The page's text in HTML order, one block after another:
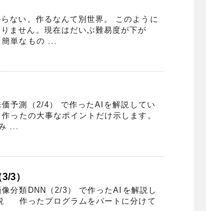
ない。作るなんて別世界。 このように
ません。現在はだいぶ難易度が下が
簡単なもの ...
予測（2/4） で作ったAIを解説してい
たの大事なポイントだけ示します。
...
3）
分類DNN（2/3） で作ったAIを解説し
作ったプログラムをパートに分けて